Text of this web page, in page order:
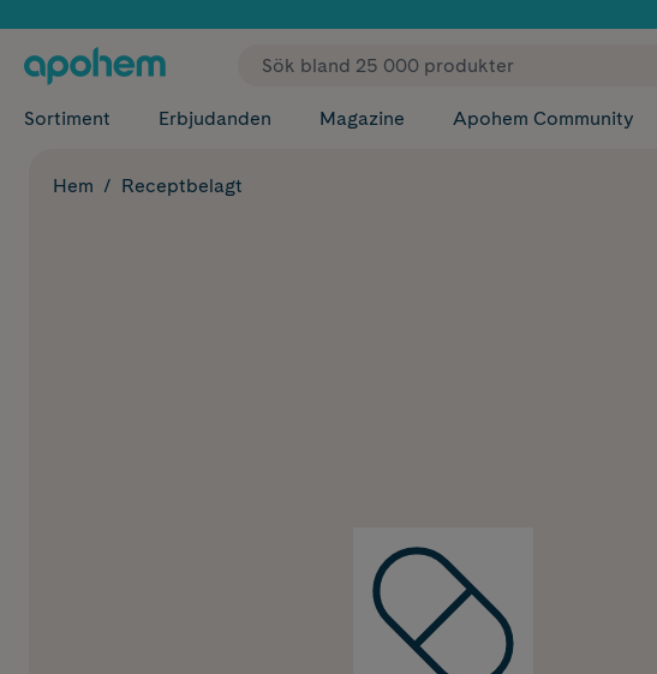
✓ Fri frakt
Sortiment Erbjudanden Magazine Apohem Community
Hem Receptbelagt